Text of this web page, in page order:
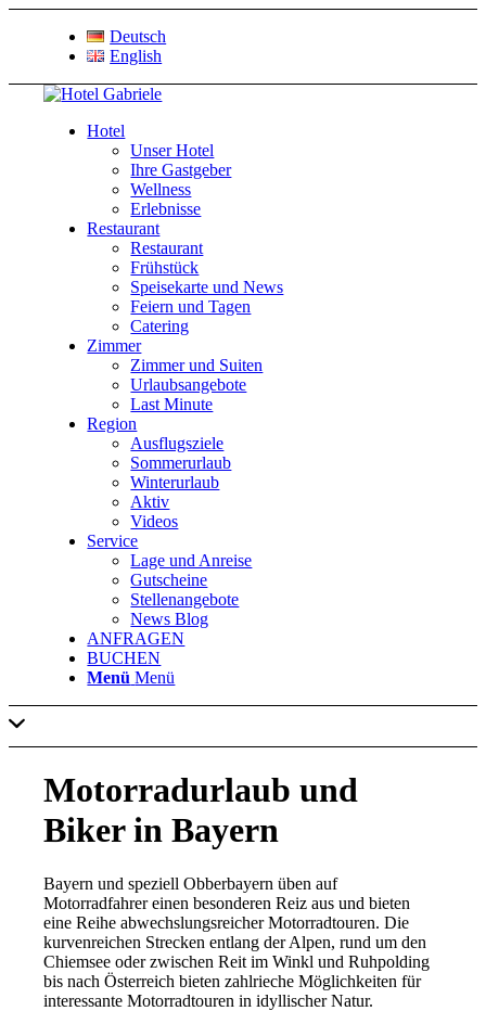
Deutsch
English
Hotel
Unser Hotel
Ihre Gastgeber
Wellness
Erlebnisse
Restaurant
Restaurant
Frühstück
Speisekarte und News
Feiern und Tagen
Catering
Zimmer
Zimmer und Suiten
Urlaubsangebote
Last Minute
Region
Ausflugsziele
Sommerurlaub
Winterurlaub
Aktiv
Videos
Service
Lage und Anreise
Gutscheine
Stellenangebote
News Blog
ANFRAGEN
BUCHEN
Menü Menü
Motorradurlaub und
Biker in Bayern
Bayern und speziell Obberbayern üben auf
Motorradfahrer einen besonderen Reiz aus und bieten
eine Reihe abwechslungsreicher Motorradtouren. Die
kurvenreichen Strecken entlang der Alpen, rund um den
Chiemsee oder zwischen Reit im Winkl und Ruhpolding
bis nach Österreich bieten zahlrieche Möglichkeiten für
interessante Motorradtouren in idyllischer Natur.